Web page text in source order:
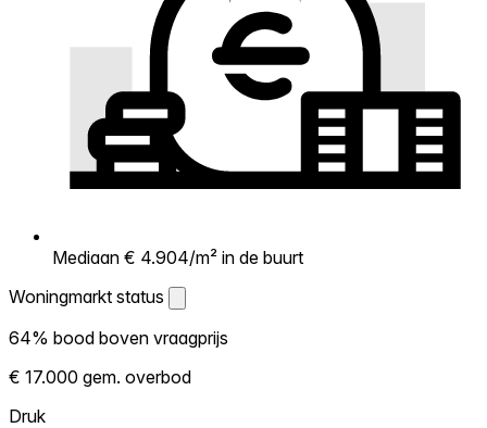
Mediaan € 4.904/m² in de buurt
Woningmarkt status
Woningmarkt status
Laat zien hoe competitief de markt hier is.
Hoe meer woningen boven vraagprijs
verkopen, hoe heter. Heet? Verwacht
64% bood boven vraagprijs
€ 17.000 gem. overbod
Druk